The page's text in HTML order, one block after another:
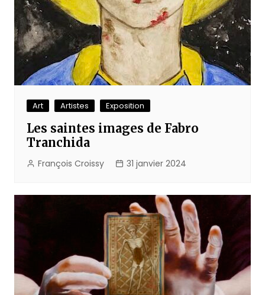
Art Artistes Exposition
Les saintes images de Fabro
Tranchida
François Croissy 31 janvier 2024